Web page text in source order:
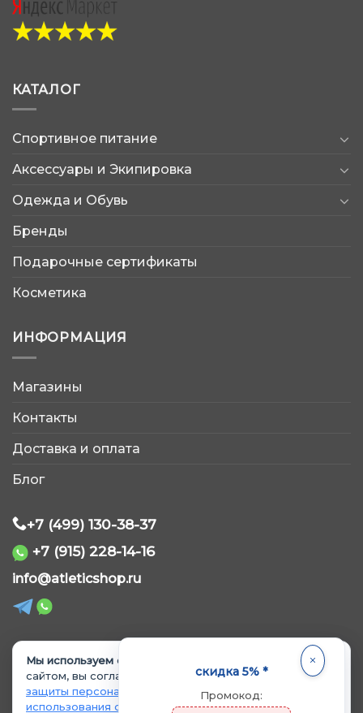
КАТАЛОГ
Спортивное питание
Аксессуары и Экипировка
Одежда и Обувь
Бренды
Подарочные сертификаты
Косметика
ИНФОРМАЦИЯ
Магазины
Контакты
Доставка и оплата
Блог
+7 (499) 130-38-37
+7 (915) 228-14-16
info@atleticshop.ru
Мы используем cookie.
Продолжая пользоваться
сайтом, вы соглашаетесь с
Политикой обработки и
защиты персональных данных
иПолитикой
использования cookie
© 2026 «AtleticShop». Все права защищены
скидка 5% *
Промокод: